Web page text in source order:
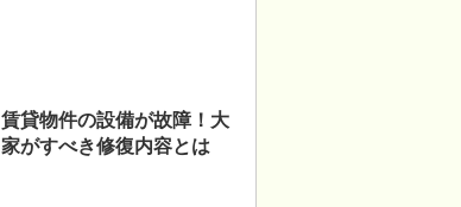
賃貸物件の設備が故障！大
家がすべき修復内容とは